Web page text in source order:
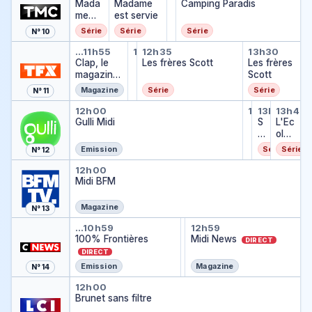
N° 10
Mada
me
est
servie
Série
Madame
est servie
Série
Petits plats en équilibre
Camping Paradis
Série
N° 11
Clap, le magazine culturel
…11h55
Clap, le
magazine
culturel
Magazine
Top Info
12h30
Top Info
Les frères Scott
12h35
Les frères Scott
Série
Les
13h30
Les frères
Scott
Série
N° 12
Gulli Midi
12h00
Gulli Midi
Emission
13h30
SuperThings
13h35
S
u
p
e
g
:
z
Série
13h45
L'Ec
ole
des
licor
Série
N° 13
Midi BFM
12h00
Midi BFM
Magazine
N° 14
100% Frontières
…10h59
100% Frontières
DIRECT
Emission
Météo
12h57
Météo
…
Midi News
12h59
Midi News
DIRECT
Magazine
Brunet sans filtre
12h00
Brunet sans filtre